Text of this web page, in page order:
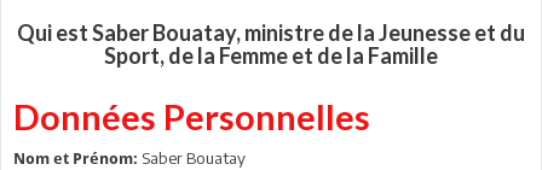
Qui est Saber Bouatay, ministre de la Jeunesse et du
Sport, de la Femme et de la Famille
Données Personnelles
Nom et Prénom: Saber Bouatay